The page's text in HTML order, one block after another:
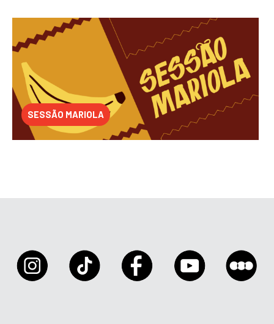
SESSÃO MARIOLA